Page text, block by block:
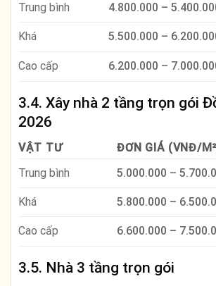
Trung bình
4.800.000 –
Khá 5.500.000 –
Cao cấp 6.200.000 –
3.4. Xây nhà 2 tầng trọn gói
2026
VẬT TƯ
ĐƠN GIÁ (VNĐ/
Trung bình
5.000.000 –
Khá 5.800.000 –
Cao cấp 6.600.000 –
3.5. Nhà 3 tầng trọn gói